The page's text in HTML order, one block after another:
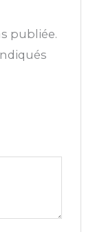
publiée.